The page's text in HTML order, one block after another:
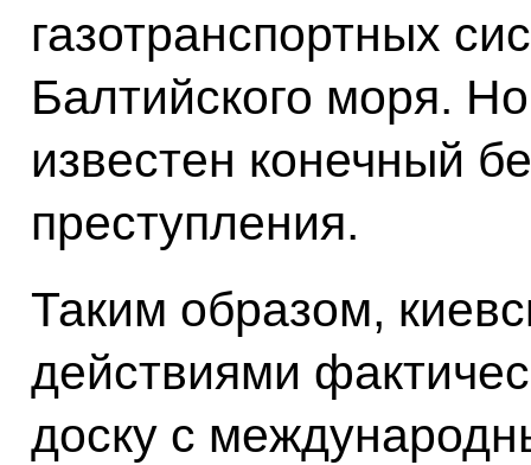
газотранспортных
Балтийского моря.
известен конечный
преступления.
Таким образом,
действиями
доску с